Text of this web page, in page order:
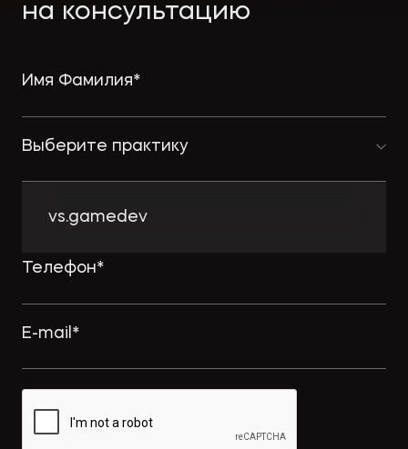
на консультацию
Выберите практику
vs.gamedev